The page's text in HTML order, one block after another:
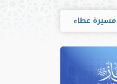
مسيرة عطاء